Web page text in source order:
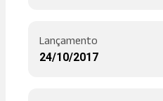
Lançamento
24/10/2017